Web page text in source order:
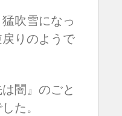
吹雪になっ
りのようで
闇』のごと
た。